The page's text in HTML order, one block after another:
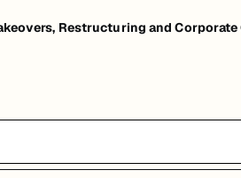
Restructuring and